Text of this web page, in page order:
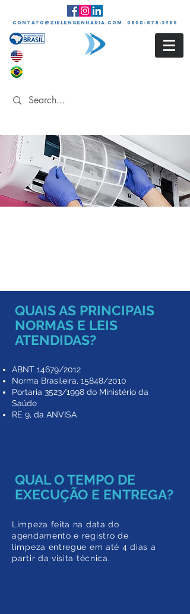
contato@zielengenharia.com 0800-878-3988
QUAIS AS PRINCIPAIS
NORMAS E LEIS
ATENDIDAS?
ABNT 14679/2012
Norma Brasileira, 15848/2010
Portaria 3523/1998 do Ministério da
Saúde
​RE 9, da ANVISA
QUAL O TEMPO DE
EXECUÇÃO E ENTREGA?
Limpeza feita na data do
agendamento e registro de
limpeza entregue em até 4 dias a
partir da visita técnica.